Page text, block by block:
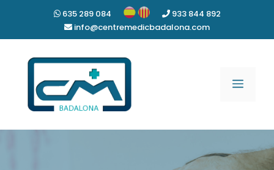
content
635 289 084
933 844 892
info@centremedicbadalona.com
Menu